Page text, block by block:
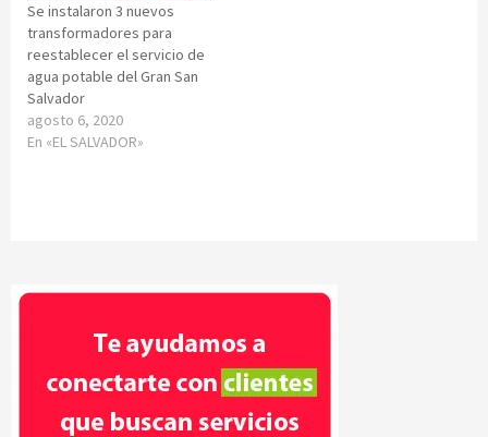
Se instalaron 3 nuevos
transformadores para
reestablecer el servicio de
agua potable del Gran San
Salvador
agosto 6, 2020
En «EL SALVADOR»